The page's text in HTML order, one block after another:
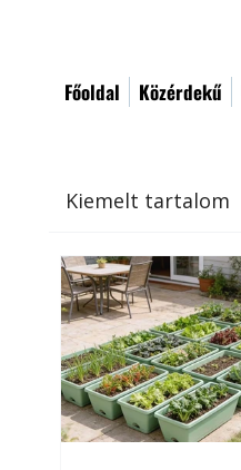
Főoldal Közérdekű
Kiemelt tartalom